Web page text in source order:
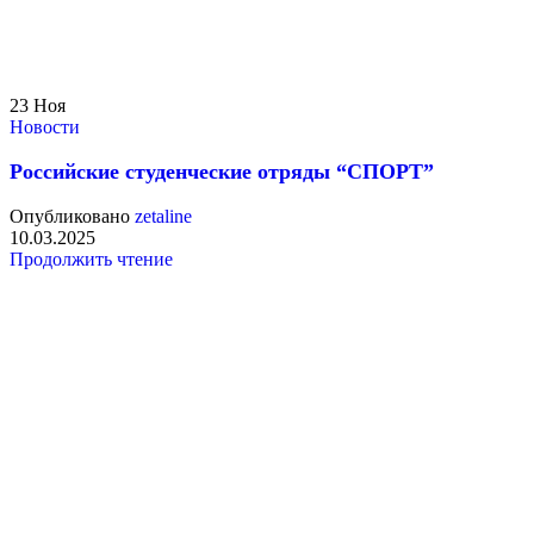
23 Ноя
Новости
Российские студенческие отряды “СПОРТ”
Опубликовано zetaline
10.03.2025
Продолжить чтение